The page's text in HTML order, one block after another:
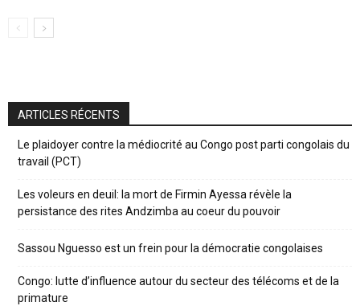
ARTICLES RÉCENTS
Le plaidoyer contre la médiocrité au Congo post parti congolais du
travail (PCT)
Les voleurs en deuil: la mort de Firmin Ayessa révèle la
persistance des rites Andzimba au coeur du pouvoir
Sassou Nguesso est un frein pour la démocratie congolaises
Congo: lutte d’influence autour du secteur des télécoms et de la
primature